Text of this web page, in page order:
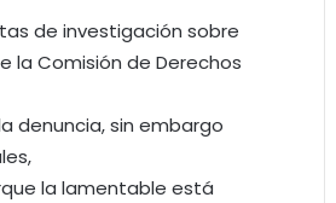
de investigación sobre
la Comisión de Derechos
denuncia, sin embargo
la lamentable está